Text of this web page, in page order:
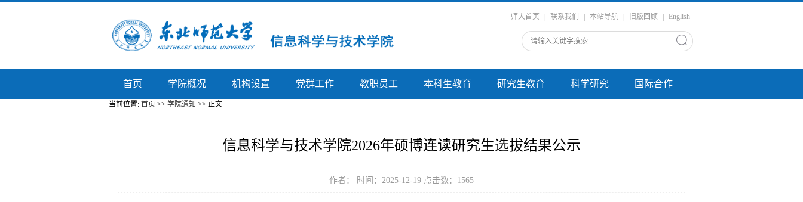
师大首页 联系我们 本站导航 旧版回顾 English
首页 学院概况 机构设置 党群工作 教职员工 本科生教育 研究生教育 科学研究 国际合作
当前位置: 首页 >> 学院通知 >> 正文
信息科学与技术学院2026年硕博连读研究生选拔结果公示
作者： 时间：2025-12-19 点击数： 1565